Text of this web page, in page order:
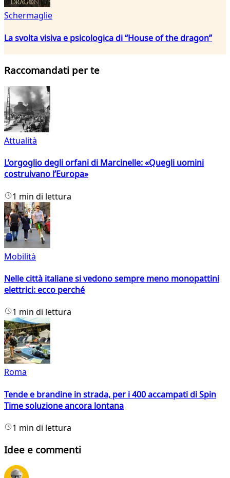
Schermaglie
La svolta visiva e psicologica di “House of the dragon”
Raccomandati per te
Attualità
L’orgoglio degli orfani di Marcinelle: «Quegli uomini
costruivano l’Europa»
1 min di lettura
Mobilità
Nelle città italiane si vedono sempre meno monopattini
elettrici: ecco perché
1 min di lettura
Roma
Tende e brandine in strada, per i 400 accampati di Spin
Time soluzione ancora lontana
1 min di lettura
Idee e commenti